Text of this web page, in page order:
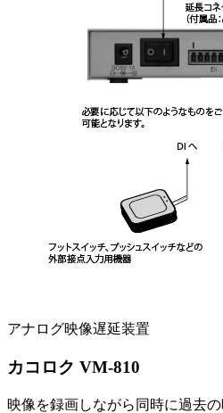
アナログ映像遅延装置
カコロク VM-810
映像を録画しながら同時に過去